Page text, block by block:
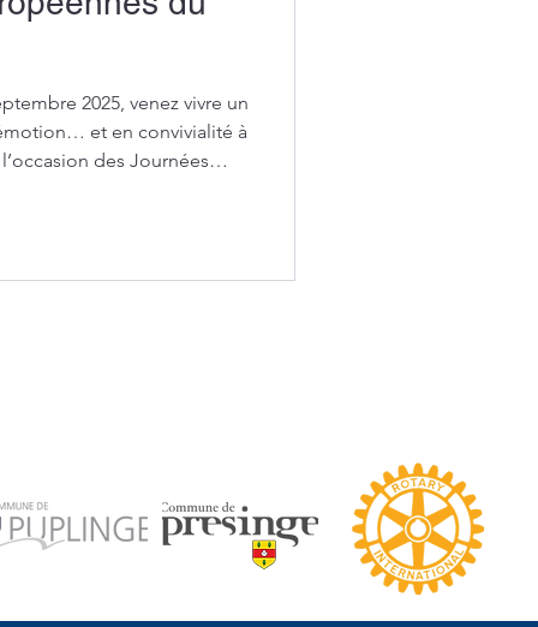
2025, venez vivre un
et en convivialité à
des Journées